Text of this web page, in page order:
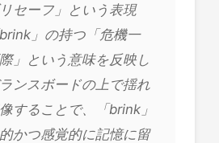
セーフ」という表現
」の持つ「危機一
」という意味を反映し
ンスボードの上で揺れ
することで、「brink」
かつ感覚的に記憶に留